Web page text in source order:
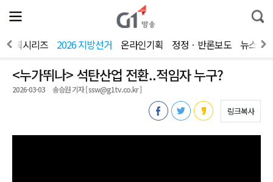
전
체
뉴
열
통
합
색
기획시리즈 2026 지방선거 온라인기획 정정ㆍ반론보도 뉴스제
<누가뛰나> 석탄산업 전환..적임자 누구?
2026-03-03 송승원 기자 [ ssw@g1tv.co.kr ]
링크복사